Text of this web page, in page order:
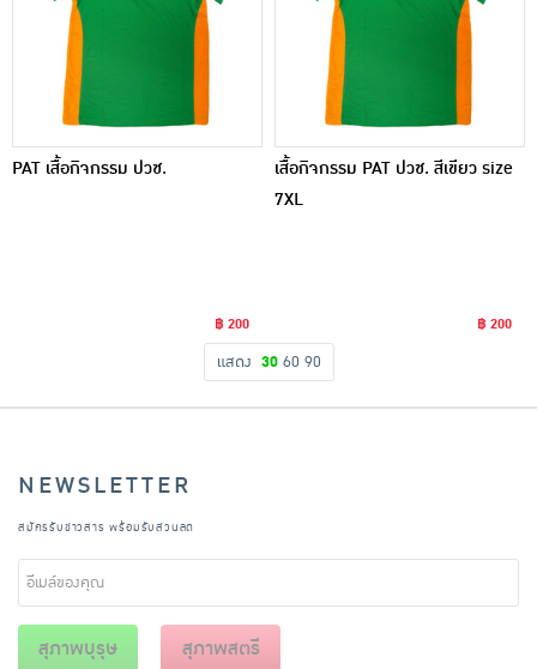
PAT เสื้อกิจกรรม ปวช.
฿ 200
เสื้อกิจกรรม PAT ปวช. สีเขียว size
7XL
฿ 200
แสดง 30 60 90
NEWSLETTER
สมัครรับข่าวสาร พร้อมรับส่วนลด
สุภาพบุรุษ สุภาพสตรี